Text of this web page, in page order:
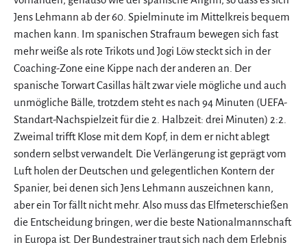
Jens Lehmann ab der 60. Spielminute im Mittelkreis bequem
machen kann. Im spanischen Strafraum bewegen sich fast
mehr weiße als rote Trikots und Jogi Löw steckt sich in der
Coaching-Zone eine Kippe nach der anderen an. Der
spanische Torwart Casillas hält zwar viele mögliche und auch
unmögliche Bälle, trotzdem steht es nach 94 Minuten (UEFA-
Standart-Nachspielzeit für die 2. Halbzeit: drei Minuten) 2:2.
Zweimal trifft Klose mit dem Kopf, in dem er nicht ablegt
sondern selbst verwandelt. Die Verlängerung ist geprägt vom
Luft holen der Deutschen und gelegentlichen Kontern der
Spanier, bei denen sich Jens Lehmann auszeichnen kann,
aber ein Tor fällt nicht mehr. Also muss das Elfmeterschießen
die Entscheidung bringen, wer die beste Nationalmannschaft
in Europa ist. Der Bundestrainer traut sich nach dem Erlebnis